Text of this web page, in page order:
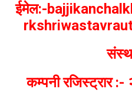
ईमेल:-
कम्पनी रजिस्ट्रार